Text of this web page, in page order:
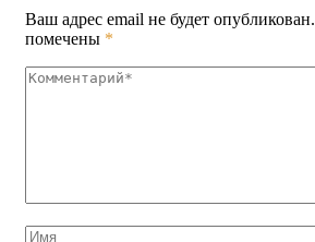
Ваш адрес email не будет опубликован.
помечены *